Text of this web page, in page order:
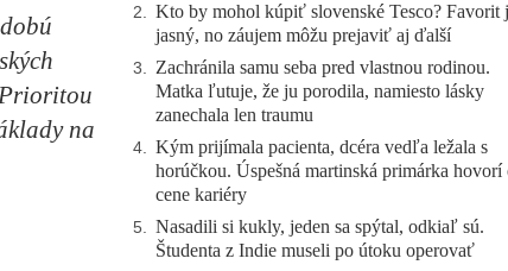
na
2. Kto by mohol kúpiť slovenské Tesco? Favorit
jasný, no záujem môžu prejaviť aj ďalší
3. Zachránila samu seba pred vlastnou rodinou.
Matka ľutuje, že ju porodila, namiesto lásky
zanechala len traumu
4. Kým prijímala pacienta, dcéra vedľa ležala s
horúčkou. Úspešná martinská primárka hovorí
cene kariéry
5. Nasadili si kukly, jeden sa spýtal, odkiaľ sú.
Študenta z Indie museli po útoku operovať